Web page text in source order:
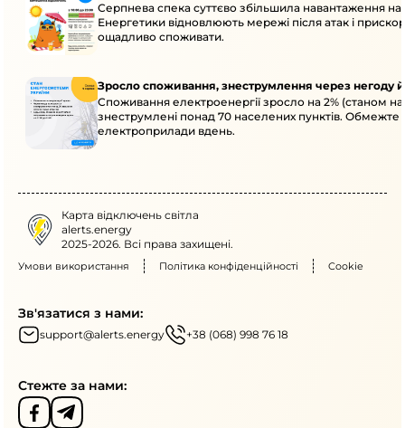
Серпнева спека суттєво збільшила навантаження
Енергетики відновлюють мережі після атак і
ощадливо споживати.
Зросло споживання, знеструмлення через негоду
Споживання електроенергії зросло на 2% (станом
знеструмлені понад 70 населених пунктів. Обмежте
електроприлади вдень.
Карта відключень світла
alerts.energy
2025-2026. Всі права захищені.
Умови використання Політика конфіденційності Cookie
Зв'язатися з нами:
support@alerts.energy +38 (068) 998 76 18
Стежте за нами: